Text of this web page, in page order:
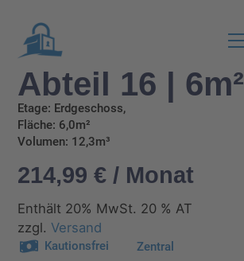
Abteil 16 | 6m²
Etage: Erdgeschoss,
Fläche: 6,0m²
Volumen: 12,3m³
214,99€ / Monat
Enthält 20% MwSt. 20 % AT
zzgl.Versand
Kautionsfrei
Zentral